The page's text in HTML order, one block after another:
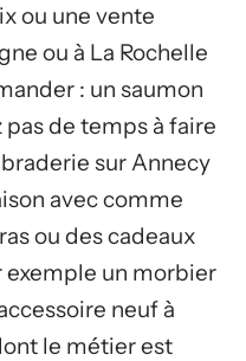
ou une vente
ou à La Rochelle
: un saumon
de temps à faire
sur Annecy
avec comme
ou des cadeaux
exemple un morbier
neuf à
le métier est